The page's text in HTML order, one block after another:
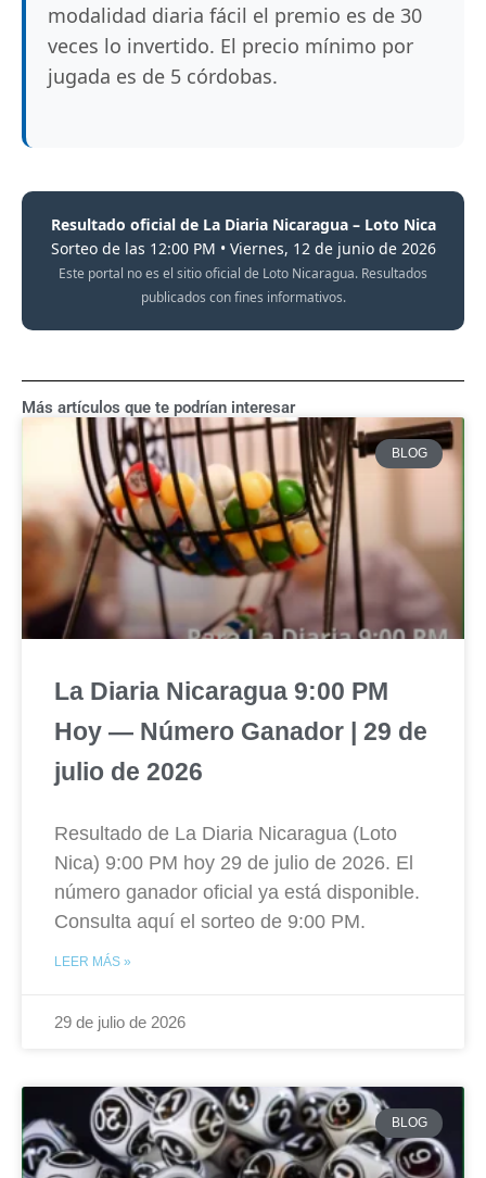
modalidad diaria fácil el premio es de 30
veces lo invertido. El precio mínimo por
jugada es de 5 córdobas.
Resultado oficial de La Diaria Nicaragua – Loto Nica
Sorteo de las 12:00 PM • Viernes, 12 de junio de 2026
Este portal no es el sitio oficial de Loto Nicaragua. Resultados
publicados con fines informativos.
Más artículos que te podrían interesar
BLOG
La Diaria Nicaragua 9:00 PM
Hoy — Número Ganador | 29 de
julio de 2026
Resultado de La Diaria Nicaragua (Loto
Nica) 9:00 PM hoy 29 de julio de 2026. El
número ganador oficial ya está disponible.
Consulta aquí el sorteo de 9:00 PM.
LEER MÁS »
29 de julio de 2026
BLOG